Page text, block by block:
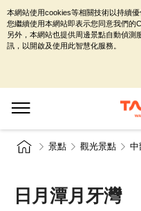
景點 觀光景點 中
日月潭月牙灣
本網站使用cookies等相關技術以持續
您繼續使用本網站即表示您同意我們的
另外，本網站也提供周邊景點自動偵測
訊，以開啟及使用此智慧化服務。